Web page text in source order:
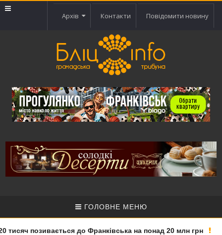
Архів Контакти Повідомити новину
ГОЛОВНЕ МЕНЮ
позивається до Франківська на понад 20 млн грн